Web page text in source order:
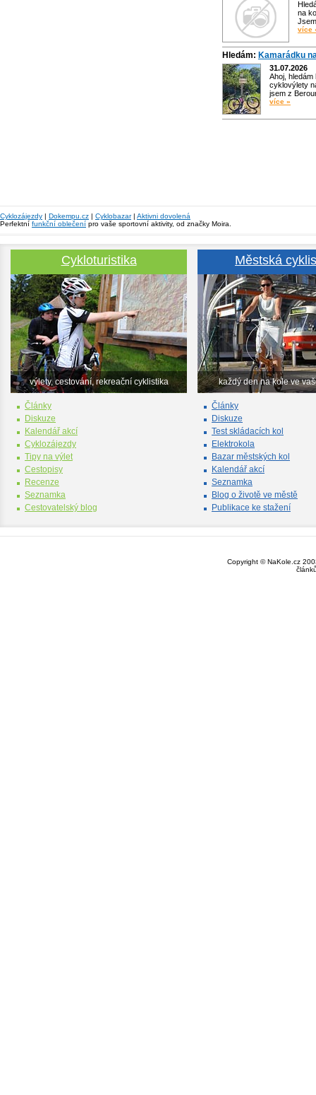
na
více
Hledám: Kamarádku
31.07.2026
Ahoj,
cyklovýlety
jsem z
více »
Cyklozájezdy | Dokempu.cz | Cyklobazar| Aktivni dovolená
Perfektní funkční oblečení pro vaše sportovní aktivity, od značky Moira.
Cykloturistika
výlety, cestování, rekreační cyklistika
Články
Diskuze
Kalendář akcí
Cyklozájezdy
Tipy na výlet
Cestopisy
Recenze
Seznamka
Cestovatelský blog
Městská
každý den na kole ve
Články
Diskuze
Test skládacích kol
Elektrokola
Bazar městských kol
Kalendář akcí
Seznamka
Blog o životě ve městě
Publikace ke stažení
Copyright © NaKole.cz